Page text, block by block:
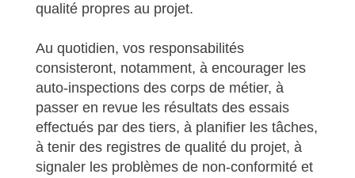
qualité propres au projet.
Au quotidien, vos responsabilités
consisteront, notamment, à encourager les
auto-inspections des corps de métier, à
passer en revue les résultats des essais
effectués par des tiers, à planifier les tâches,
à tenir des registres de qualité du projet, à
signaler les problèmes de non-conformité et